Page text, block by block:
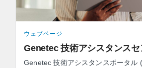
ウェブページ
Genetec 技術アシスタンスセ
Genetec 技術アシスタンスポータル